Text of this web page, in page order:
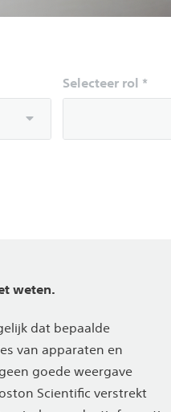
Selecteer rol *
weten.
dat bepaalde
van apparaten en
goede weergave
Scientific verstrekt